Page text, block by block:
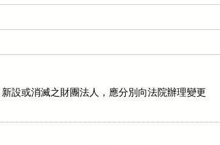
設或消滅之財團法人，應分別向法院辦理變更